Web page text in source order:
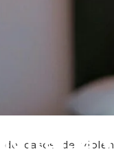
a
casos de